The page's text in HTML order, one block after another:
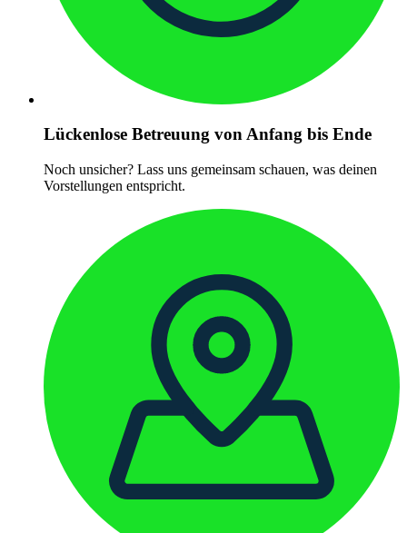
Lückenlose Betreuung von Anfang bis Ende
Noch unsicher? Lass uns gemeinsam schauen, was deinen
Vorstellungen entspricht.